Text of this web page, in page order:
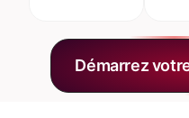
Démarrez